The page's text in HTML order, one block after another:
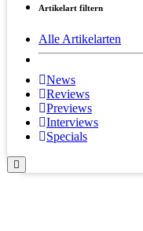
Artikelart filtern
Alle Artikelarten
News
Reviews
Previews
Interviews
Specials